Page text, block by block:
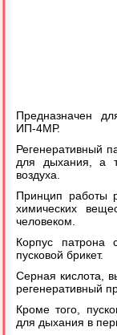
Предназначен
ИП-4МР.
Регенеративный
для дыхания, а
воздуха.
Принцип работы
химических
человеком.
Корпус патрона
пусковой брикет.
Серная кислота,
регенеративный
Кроме того,
для дыхания в